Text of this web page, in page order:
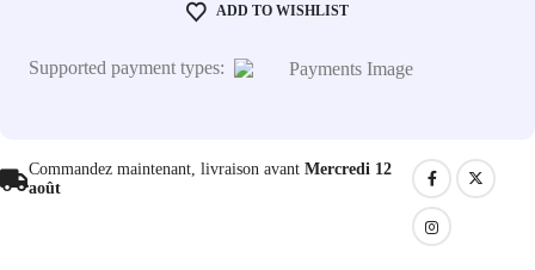
ADD TO WISHLIST
Supported payment types:
Commandez maintenant, livraison avant Mercredi 12
août